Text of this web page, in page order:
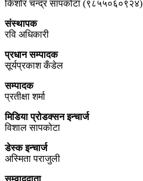
किशोर चन्द्र सापकोटा (९८५५०६०९२४)
संस्थापक
रवि अधिकारी
प्रधान सम्पादक
सूर्यप्रकाश कँडेल
सम्पादक
प्रतीक्षा शर्मा
मिडिया प्रोडक्सन इन्चार्ज
विशाल सापकोटा
डेस्क इन्चार्ज
अस्मिता पराजुली